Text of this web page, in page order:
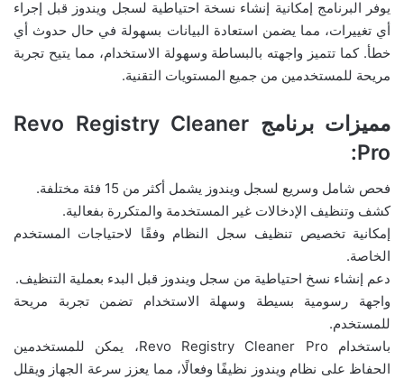
يوفر البرنامج إمكانية إنشاء نسخة احتياطية لسجل ويندوز قبل إجراء
أي تغييرات، مما يضمن استعادة البيانات بسهولة في حال حدوث أي
خطأ. كما تتميز واجهته بالبساطة وسهولة الاستخدام، مما يتيح تجربة
مريحة للمستخدمين من جميع المستويات التقنية.
مميزات برنامج Revo Registry Cleaner
Pro:
فحص شامل وسريع لسجل ويندوز يشمل أكثر من 15 فئة مختلفة.
كشف وتنظيف الإدخالات غير المستخدمة والمتكررة بفعالية.
إمكانية تخصيص تنظيف سجل النظام وفقًا لاحتياجات المستخدم
الخاصة.
دعم إنشاء نسخ احتياطية من سجل ويندوز قبل البدء بعملية التنظيف.
واجهة رسومية بسيطة وسهلة الاستخدام تضمن تجربة مريحة
للمستخدم.
باستخدام Revo Registry Cleaner Pro، يمكن للمستخدمين
الحفاظ على نظام ويندوز نظيفًا وفعالًا، مما يعزز سرعة الجهاز ويقلل